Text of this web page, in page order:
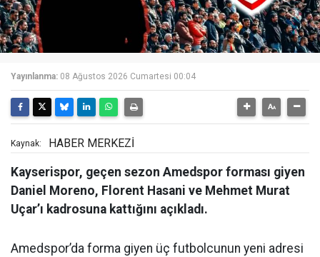
Yayınlanma: 08 Ağustos 2026 Cumartesi 00:04
Kaynak: HABER MERKEZİ
Kayserispor, geçen sezon Amedspor forması giyen
Daniel Moreno, Florent Hasani ve Mehmet Murat
Uçar’ı kadrosuna kattığını açıkladı.
Amedspor’da forma giyen üç futbolcunun yeni adresi